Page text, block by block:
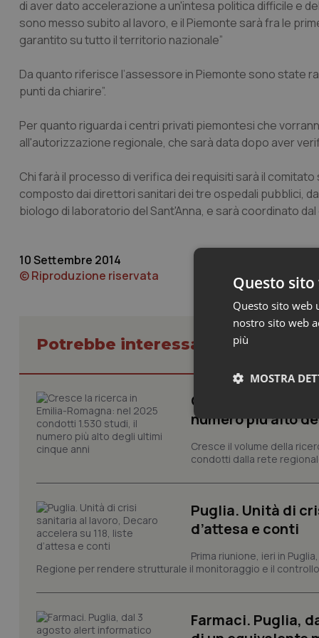
di aver dato accelerazione a un'intesa politica difficile e
sono messo subito al lavoro, e il Piemonte sarà fra le
garantito su tutto il territorio nazionale”
Da quanto riferisce l’assessore in Piemonte sono state
punti da chiarire”.
Per quanto riguarda i centri privati piemontesi che
all'autorizzazione regionale, che sarà data dopo aver
Chi farà il processo di verifica dei requisiti sarà il
composto dai direttori sanitari dei tre ospedali pubblici,
biologo di laboratorio del Sant'Anna, e sarà coordinato
10 Settembre 2014
© Riproduzione riservata
Potrebbe interessarti in
Cresce la ricerca
numero più alto
Cresce il volume della
condotti dalla rete
Puglia. Unità di
d’attesa e conti
Prima riunione, ieri in
Regione per rendere strutturale il monitoraggio e il
Farmaci. Puglia,
Questo
Questo sito web
nostro sito web
più
MOSTRA
e l'accesso alle aree